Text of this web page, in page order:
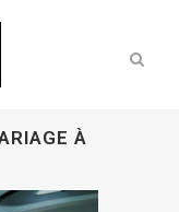
À